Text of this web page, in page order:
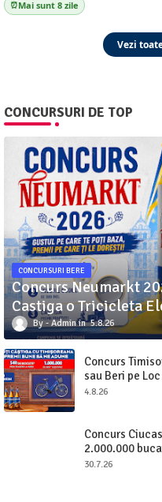
Mai sunt 8 zile
Vezi
CONCURSURI DE TOP
CONCURSURI BERE
Concurs Neumarkt
Castiga o Tricicleta
Admin 5.8.26
Concurs
sau Beri pe Loc
4.8.26
Concurs
2.000.000
30.7.26